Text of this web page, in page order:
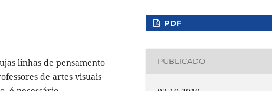
linhas de pensamento
de artes visuais
PDF
PUBLICADO